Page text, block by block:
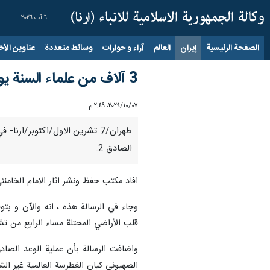
٦ آب ٢٠٢٦
الصفحة الرئيسية إيران العالم آراء و حوارات وسائط متعددة عناوين
3 آلاف من علماء السنة يوجهون رسالة الى قائد الثورة الاسلامية تأييدا لعملية الوعد الصادق 2
٠٧‏/١٠‏/٢٠٢٤، ٢:٤٩ م